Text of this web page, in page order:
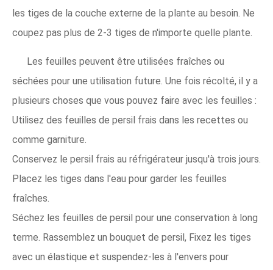
les tiges de la couche externe de la plante au besoin. Ne
coupez pas plus de 2-3 tiges de n'importe quelle plante.
Les feuilles peuvent être utilisées fraîches ou
séchées pour une utilisation future. Une fois récolté, il y a
plusieurs choses que vous pouvez faire avec les feuilles :
Utilisez des feuilles de persil frais dans les recettes ou
comme garniture.
Conservez le persil frais au réfrigérateur jusqu'à trois jours.
Placez les tiges dans l'eau pour garder les feuilles
fraîches.
Séchez les feuilles de persil pour une conservation à long
terme. Rassemblez un bouquet de persil, Fixez les tiges
avec un élastique et suspendez-les à l'envers pour